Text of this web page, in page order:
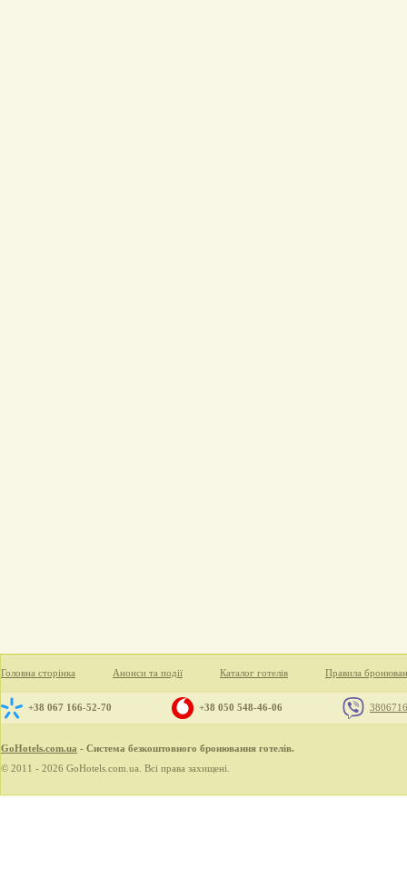
Головна сторінка Анонси та події Каталог готелів Правила
+38 067 166-52-70 +38 050 548-46-06
GoHotels.com.ua - Система безкоштовного бронювання готелів.
© 2011 - 2026 GoHotels.com.ua. Всі права захищені.